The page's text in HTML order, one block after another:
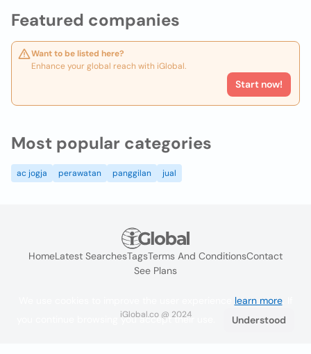
Featured companies
Want to be listed here?
Enhance your global reach with iGlobal.
Start now!
Most popular categories
ac jogja perawatan panggilan jual
HomeLatest SearchesTagsTerms And ConditionsContact
See Plans
iGlobal.co @ 2024
learn more. If
you continue browsing you accept their use.
Understood